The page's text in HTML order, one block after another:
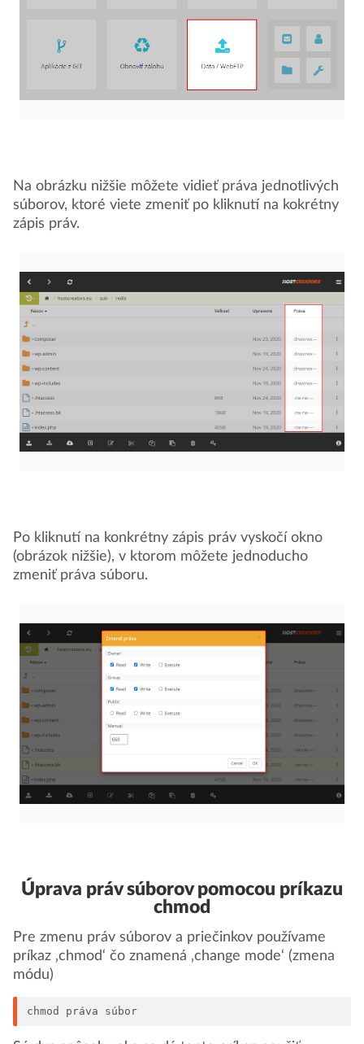
Na obrázku nižšie môžete vidieť práva jednotlivých
súborov, ktoré viete zmeniť po kliknutí na kokrétny
zápis práv.
Po kliknutí na konkrétny zápis práv vyskočí okno
(obrázok nižšie), v ktorom môžete jednoducho
zmeniť práva súboru.
Úprava práv súborov pomocou príkazu
chmod
Pre zmenu práv súborov a priečinkov používame
príkaz ‚chmod‘ čo znamená ‚change mode‘ (zmena
módu)
chmod práva súbor